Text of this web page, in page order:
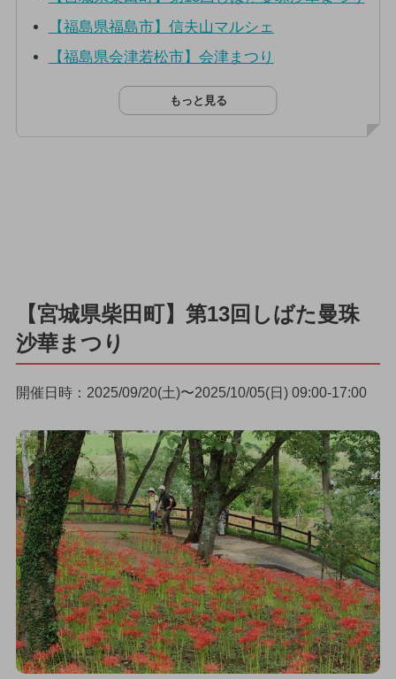
【福島県福島市】信夫山マルシェ
【福島県会津若松市】会津まつり
もっと見る
【宮城県柴田町】第13回しばた曼珠
沙華まつり
開催日時：2025/09/20(土)〜2025/10/05(日) 09:00-17:00